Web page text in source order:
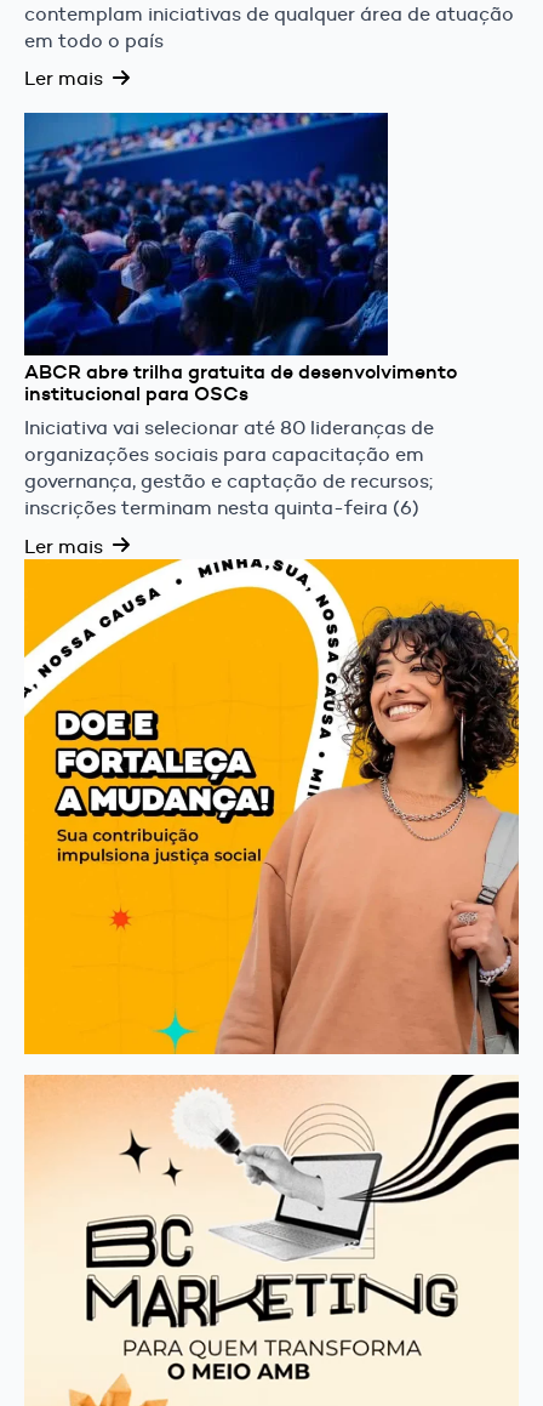
contemplam iniciativas de qualquer área de atuação
em todo o país
Ler mais
ABCR abre trilha gratuita de desenvolvimento
institucional para OSCs
Iniciativa vai selecionar até 80 lideranças de
organizações sociais para capacitação em
governança, gestão e captação de recursos;
inscrições terminam nesta quinta-feira (6)
Ler mais